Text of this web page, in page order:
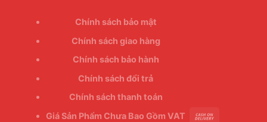
Chính sách bảo mật
Chính sách giao hàng
Chính sách bảo hành
Chính sách đổi trả
Chính sách thanh toán
Giá Sản Phẩm Chưa Bao Gồm VAT